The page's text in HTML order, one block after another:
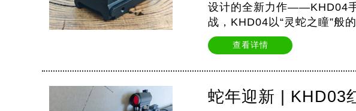
设计的全新力作——KHD04
战，KHD04以“灵蛇之瞳”般
窗搭配96%透射率镜片，视
查看详情
蛇年迎新 | KHD03